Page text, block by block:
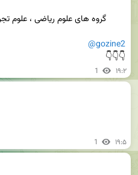
@gozine2
👇👇👇
1 ۱۹:۲
1 ۱۹:۵